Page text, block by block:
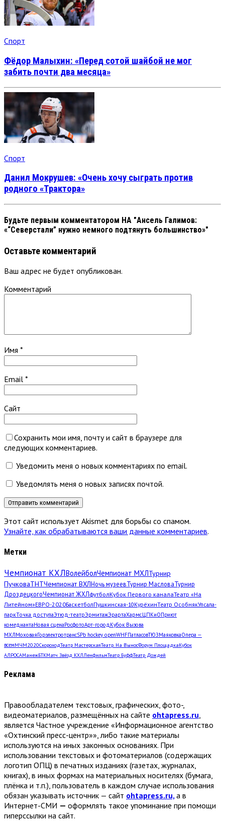
Спорт
Фёдор Малыхин: «Перед сотой шайбой не мог
забить почти два месяца»
Спорт
Данил Мокрушев: «Очень хочу сыграть против
родного «Трактора»
Будьте первым комментатором НА "Ансель Галимов:
«“Северстали” нужно немного подтянуть большинство»"
Оставьте комментарий
Ваш адрес не будет опубликован.
Комментарий
Имя *
Email *
Сайт
Сохранить мои имя, почту и сайт в браузере для
следующих комментариев.
Уведомить меня о новых комментариях по email.
Уведомлять меня о новых записях почтой.
Этот сайт использует Akismet для борьбы со спамом.
Узнайте, как обрабатываются ваши данные комментариев.
Метки
Чемпионат КХЛВолейболЧемпионат МХЛТурнир
ПучковаТНТЧемпионат ВХЛНочь музеевТурнир МасловаТурнир
ДроздецкогоЧемпионат ЖХЛфутболКубок Первого каналаТеатр «На
Литейном»ЕВРО-2020БаскетболПушкинская-10КурёхинТеатр ОсобнякУпсала-
паркТочка доступаЭтюд-театрЭрмитажЭрартаХармсЦПКиОПриют
комедиантаНовая сценаРосфотоАрт-город Кубок Вызова
МХЛМоховаяГорэлектротрансSPb hockey openWHFПатласовТЮЗМаяковкаОпера —
всемМЧМ2020СкороходТеатр МастерскаяТеатр. На ВыносФорум ПлощадкаКубок
АЛРОСАМанежБТКМатч Звёзд КХЛЛенфильмТеатр БуффТеатр Дождей
Реклама
Правообладателем текстовых, графических, фото-,
видеоматериалов, размещённых на сайте ohtapress.ru,
является Частное учреждение «Информационное агентство
«Охтинский пресс-центр»», либо такие материалы
используются на иных законных основаниях. При
использовании текстовых и фотоматериалов (содержащих
логотип ОПЦ) в печатных изданиях (газетах, журналах,
книгах), в иных формах на материальных носителях (бумага,
плёнка и т.п.), пользователь в каждом случае использования
обязан указывать источник — сайт ohtapress.ru, а в
Интернет-СМИ — оформлять такое упоминание при помощи
гиперссылки на сайт.